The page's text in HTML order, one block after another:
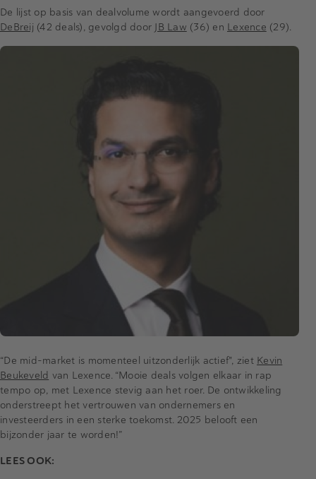
De lijst op basis van dealvolume wordt aangevoerd door
DeBreij (42 deals), gevolgd door JB Law (36) en Lexence (29).
“De mid-market is momenteel uitzonderlijk actief", ziet Kevin
Beukeveld van Lexence. “Mooie deals volgen elkaar in rap
tempo op, met Lexence stevig aan het roer. De ontwikkeling
onderstreept het vertrouwen van ondernemers en
investeerders in een sterke toekomst. 2025 belooft een
bijzonder jaar te worden!”
LEES OOK: